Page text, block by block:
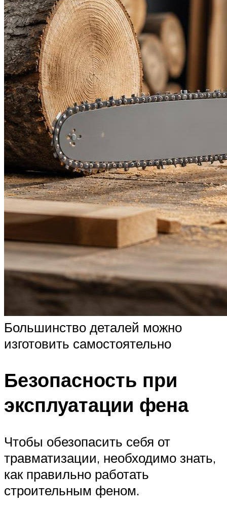
Большинство деталей можно
изготовить самостоятельно
Безопасность при
эксплуатации фена
Чтобы обезопасить себя от
травматизации, необходимо знать,
как правильно работать
строительным феном.